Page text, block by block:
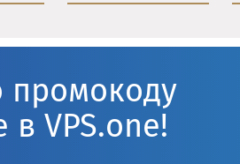
промокоду
в VPS.one!